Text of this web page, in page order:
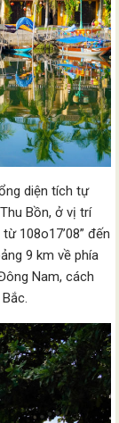
diện tích tự
Bồn, ở vị trí
108o17’08” đến
9 km về phía
Nam, cách